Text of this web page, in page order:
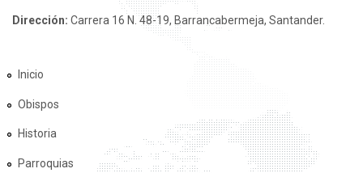
Dirección: Carrera 16 N. 48-19, Barrancabermeja, Santander.
Inicio
Obispos
Historia
Parroquias